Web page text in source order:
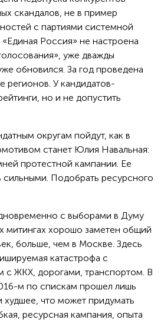
скандалов, не в пример
с партиями системной
Россия» не настроена
уже дважды
обновился. За год проведена
регионов. У кандидатов-
но и не допустить
округам пойдут, как в
станет Юлия Навальная:
протестной кампании. Ее
сильными. Подобрать ресурсного
с выборами в Думу
митингах хорошо заметен общий
больше, чем в Москве. Здесь
катастрофа с
с ЖКХ, дорогами, транспортом. В
м по спискам прошел лишь
что может придумать
ресурсная кампания, опыта